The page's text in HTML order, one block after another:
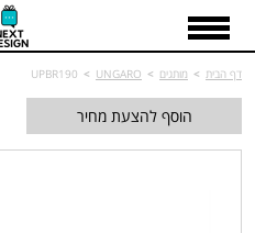
דף הבית > מותגים >
UNGARO
>
UPBR190
הוסף להצעת מחיר